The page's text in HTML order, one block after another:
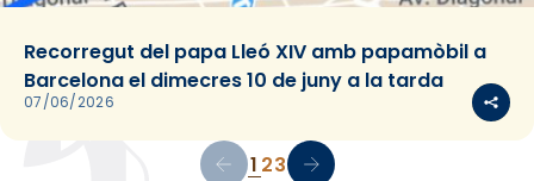
Recorregut del papa Lleó XIV amb papamòbil a
Barcelona el dimecres 10 de juny a la tarda
07/06/2026
1 23